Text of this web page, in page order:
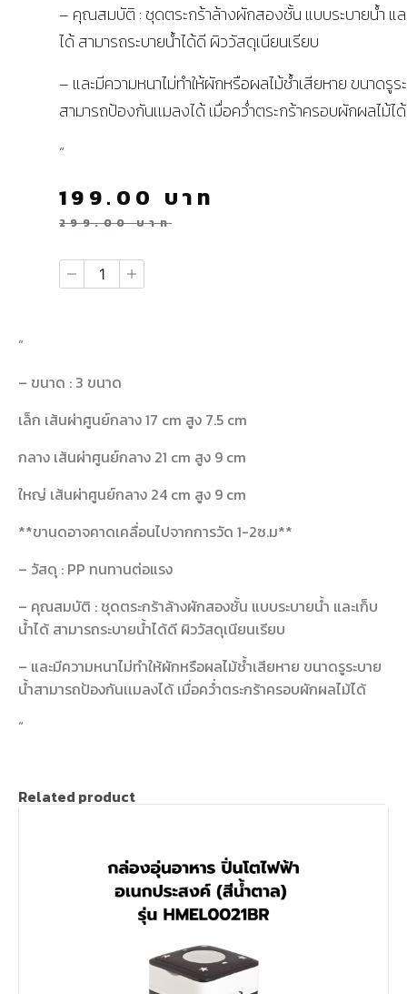
– คุณสมบัติ : ชุดตระกร้าล้างผักสองชั้น แบบระบายน้ำ แล
ได้ สามารถระบายน้ำได้ดี ผิววัสดุเนียนเรียบ
– และมีความหนาไม่ทำให้ผักหรือผลไม้ช้ำเสียหาย ขนาดรูร
สามารถป้องกันเเมลงได้ เมื่อคว่ำตระกร้าครอบผักผลไม้ได้
“
299.00บาท
199.00 บาท
”
– ขนาด : 3 ขนาด
เล็ก เส้นผ่าศูนย์กลาง 17 cm สูง 7.5 cm
กลาง เส้นผ่าศูนย์กลาง 21 cm สูง 9 cm
ใหญ่ เส้นผ่าศูนย์กลาง 24 cm สูง 9 cm
**ขานดอาจคาดเคลื่อนไปจากการวัด 1-2ซ.ม**
– วัสดุ : PP ทนทานต่อแรง
– คุณสมบัติ : ชุดตระกร้าล้างผักสองชั้น แบบระบายน้ำ และเก็บ
น้ำได้ สามารถระบายน้ำได้ดี ผิววัสดุเนียนเรียบ
– และมีความหนาไม่ทำให้ผักหรือผลไม้ช้ำเสียหาย ขนาดรูระบาย
น้ำสามารถป้องกันเเมลงได้ เมื่อคว่ำตระกร้าครอบผักผลไม้ได้
“
Related product